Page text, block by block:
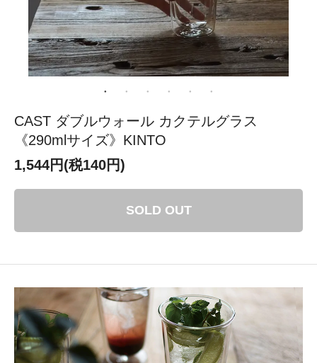
CAST ダブルウォール カクテルグラス
《290mlサイズ》KINTO
1,544円(税140円)
SOLD OUT